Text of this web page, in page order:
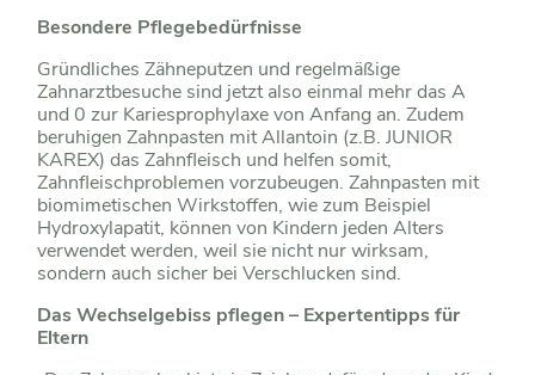
Besondere Pflegebedürfnisse
Gründliches Zähneputzen und regelmäßige
Zahnarztbesuche sind jetzt also einmal mehr das A
und 0 zur Kariesprophylaxe von Anfang an. Zudem
beruhigen Zahnpasten mit Allantoin (z.B. JUNIOR
KAREX) das Zahnfleisch und helfen somit,
Zahnfleischproblemen vorzubeugen. Zahnpasten mit
biomimetischen Wirkstoffen, wie zum Beispiel
Hydroxylapatit, können von Kindern jeden Alters
verwendet werden, weil sie nicht nur wirksam,
sondern auch sicher bei Verschlucken sind.
Das Wechselgebiss pflegen – Expertentipps für
Eltern